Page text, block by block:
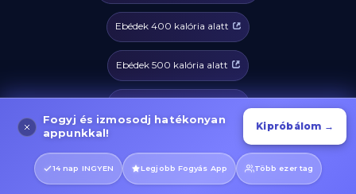
Ebédek 400 kalória alatt
Ebédek 500 kalória alatt
Vacsorák 250-300 kalória alatt
Fogyj és izmosodj hatékonyan
appunkkal!
Kipróbálom →
14 nap INGYEN Legjobb Fogyás App Több ezer tag